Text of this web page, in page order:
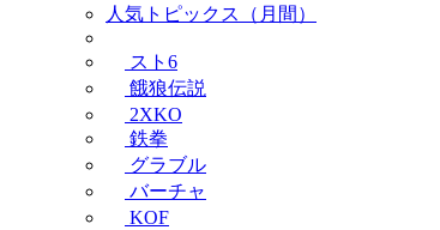
人気トピックス（月間）
スト6
餓狼伝説
2XKO
鉄拳
グラブル
バーチャ
KOF